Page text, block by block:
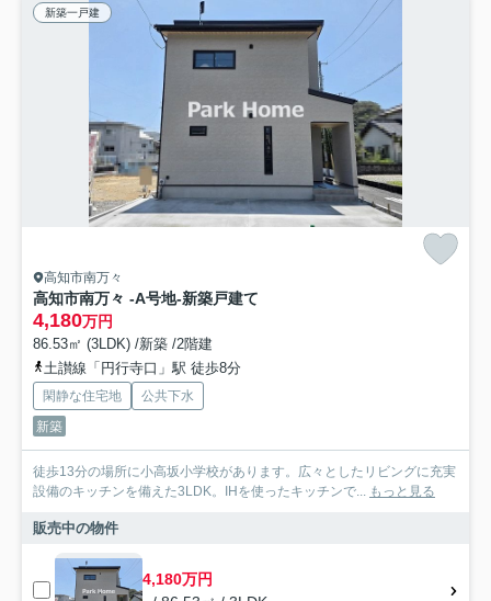
新築一戸建
高知市南万々
高知市南万々 -A号地-新築戸建て
4,180万円
86.53㎡ (3LDK) /新築 /2階建
土讃線「円行寺口」駅 徒歩8分
閑静な住宅地
公共下水
新築
徒歩13分の場所に小高坂小学校があります。広々としたリビングに充実
設備のキッチンを備えた3LDK。IHを使ったキッチンで...
もっと見る
販売中の物件
4,180万円